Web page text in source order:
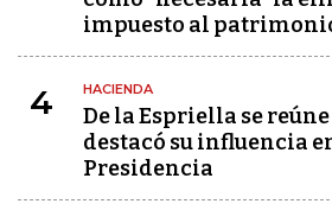
impuesto al
4 HACIENDA
De la Espriella se
destacó su influencia
Presidencia